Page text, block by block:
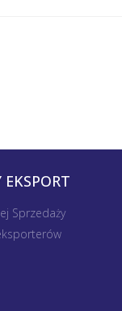
Sprzedaży